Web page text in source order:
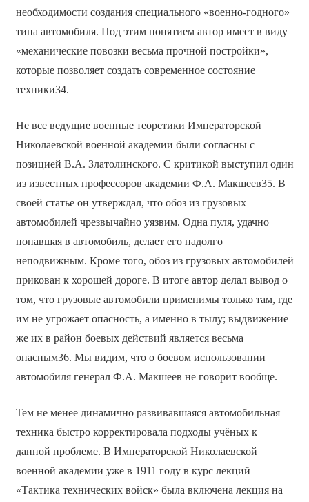
необходимости создания специального «военно-годного»
типа автомобиля. Под этим понятием автор имеет в виду
«механические повозки весьма прочной постройки»,
которые позволяет создать современное состояние
техники34.
Не все ведущие военные теоретики Императорской
Николаевской военной академии были согласны с
позицией В.А. Златолинского. С критикой выступил один
из известных профессоров академии Ф.А. Макшеев35. В
своей статье он утверждал, что обоз из грузовых
автомобилей чрезвычайно уязвим. Одна пуля, удачно
попавшая в автомобиль, делает его надолго
неподвижным. Кроме того, обоз из грузовых автомобилей
прикован к хорошей дороге. В итоге автор делал вывод о
том, что грузовые автомобили применимы только там, где
им не угрожает опасность, а именно в тылу; выдвижение
же их в район боевых действий является весьма
опасным36. Мы видим, что о боевом использовании
автомобиля генерал Ф.А. Макшеев не говорит вообще.
Тем не менее динамично развивавшаяся автомобильная
техника быстро корректировала подходы учёных к
данной проблеме. В Императорской Николаевской
военной академии уже в 1911 году в курс лекций
«Тактика технических войск» была включена лекция на